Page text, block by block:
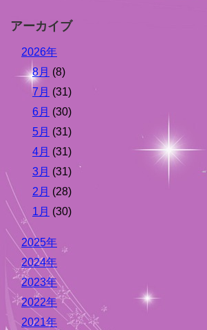
アーカイブ
2026年
8月 (8)
7月 (31)
6月 (30)
5月 (31)
4月 (31)
3月 (31)
2月 (28)
1月 (30)
2025年
2024年
2023年
2022年
2021年